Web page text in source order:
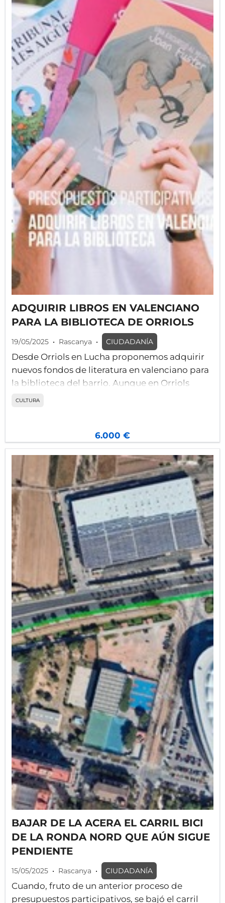
Toda la calle tiene aceras anchas y arbolado,
salvo este tramo donde la acera es más
estrecha, lo que impide plantar árboles y poner
mobiliario. Faltan además en este punto pasos
de peatones para cruzar al polideportivo Marni
y el instituto. Sería necesario un paso de
peatones en cada cruce, uno en C/Arquitecto
Rodriguez, y otro en C/Esteban Dolz de
Castellar.
Proponemos igualar este tramo de acera con el
resto de la calle, ampliando la acera, plantando
arbolado y colocando nuevo mobiliario, como
bancos y papeleras, así como nuevos pasos de
peatones seguros para cruzar la calle.
ADQUIRIR LIBROS EN VALENCIANO
PARA LA BIBLIOTECA DE ORRIOLS
19/05/2025 • Rascanya • CIUDADANÍA
Desde Orriols en Lucha proponemos adquirir
nuevos fondos de literatura en valenciano para
la biblioteca del barrio. Aunque en Orriols
sigamos con una biblioteca muy reducida y
infantil, juvenil y adulta en valenciano. Es un
agravio que nuestros vecinos y vecinas tengan
que recurrir a otras bibliotecas para poder
conocer nuestra lengua propia y mantenerla
viva.
Des de Orriols en Lluita proposem adquirir
nous fons de literatura en valencià per a la
biblioteca del barri. Encara que en Orriols
seguim amb una biblioteca molt reduïda i
provisional, és necessari que esta dispose de
suficient varietat de revistes i literatura infantil,
juvenil i adulta en valencià. És un greuge que
els nostres veïns i veïnes hagen de recórrer a
altres biblioteques per a poder conéixer la
nostra llengua pròpia i mantindre-la viva.
CULTURA
6.000 €
BAJAR DE LA ACERA EL CARRIL BICI
DE LA RONDA NORD QUE AÚN SIGUE
PENDIENTE
15/05/2025 • Rascanya • CIUDADANÍA
Cuando, fruto de un anterior proceso de
presupuestos participativos, se bajó el carril